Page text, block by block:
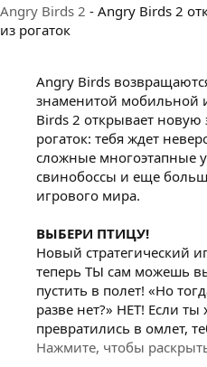
Angry Birds 2 - Angry Birds 2
из рогаток
Angry Birds
знаменитой мобильной
Birds 2 открывает новую
рогаток: тебя ждет
сложные многоэтапные
свинобоссы и еще
игрового мира.
ВЫБЕРИ ПТИЦУ!
Новый стратегический
теперь ТЫ сам можешь
пустить в полет! «Но
разве нет?» НЕТ! Если
превратились в омлет,
Нажмите, чтобы